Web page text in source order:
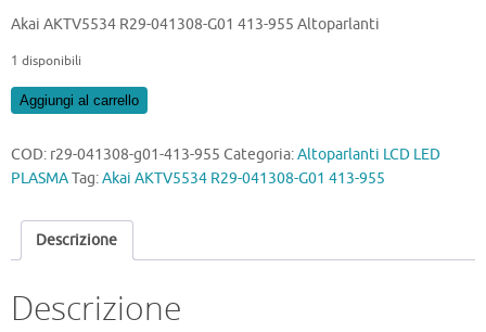
Akai AKTV5534 R29-041308-G01 413-955 Altoparlanti
1 disponibili
Akai
R29-
041308-
413-
quantità
Aggiungi al carrello
COD: r29-041308-g01-413-955 Categoria:Altoparlanti LCD LED
PLASMATag:Akai AKTV5534 R29-041308-G01 413-955
Descrizione
Descrizione